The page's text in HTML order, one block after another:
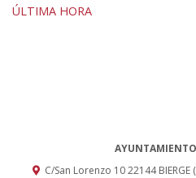
ÚLTIMA HORA
C/San Lorenzo 1022144 BIERGE